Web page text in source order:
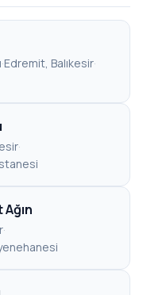
·Edremit, Balıkesir·
·
·